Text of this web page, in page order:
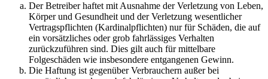
Der Betreiber haftet mit Ausnahme der Verletzung von Leben,
Körper und Gesundheit und der Verletzung wesentlicher
Vertragspflichten (Kardinalpflichten) nur für Schäden, die auf
ein vorsätzliches oder grob fahrlässiges Verhalten
zurückzuführen sind. Dies gilt auch für mittelbare
Folgeschäden wie insbesondere entgangenen Gewinn.
Die Haftung ist gegenüber Verbrauchern außer bei